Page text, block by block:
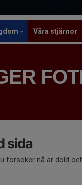
Våra stjärnor
sida
försöker nå är dold